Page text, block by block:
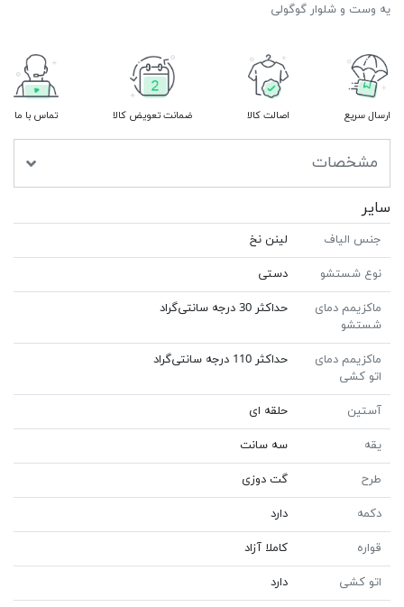
یه وست و شلوار گوگولی
ارسال سریع اصالت کالا ضمانت تعویض کالا تماس با ما
مشخصات
سایر
جنس الیاف لینن نخ
نوع شستشو دستی
ماکزیمم دمای
شستشو
حداکثر 30 درجه سانتی‌گراد
ماکزیمم دمای
اتو کشی
حداکثر 110 درجه سانتی‌گراد
آستین حلقه ای
یقه سه سانت
طرح گت دوزی
دکمه دارد
قواره کاملا آزاد
اتو کشی دارد